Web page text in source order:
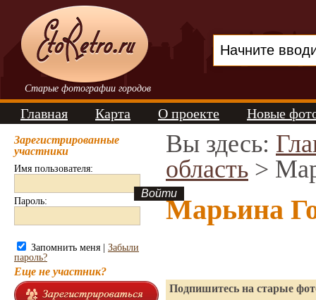
Старые фотографии городов
Главная Карта О проекте Новые
Зарегистрированные
участники
Имя пользователя:
Пароль:
Запомнить меня | Забыли
пароль?
Еще не участник?
Вы здесь:
область >
Марьина
Подпишитесь на старые